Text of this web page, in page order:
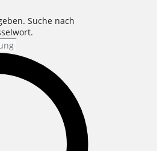
Suche nach